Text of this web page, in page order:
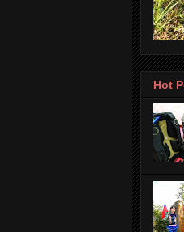
Hot